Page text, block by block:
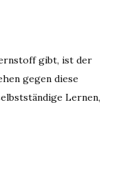
gibt, ist der
gegen diese
Lernen,